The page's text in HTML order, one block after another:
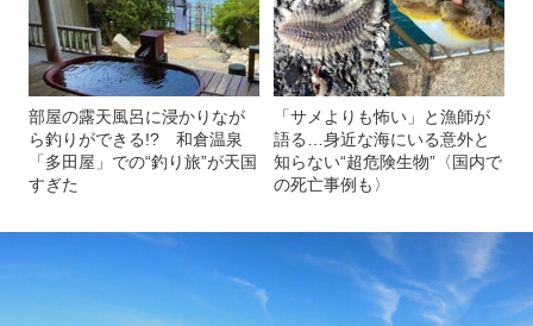
部屋の露天風呂に浸かりなが
ら釣りができる!? 和倉温泉
「多田屋」での“釣り旅”が天国
すぎた
「サメよりも怖い」と漁師が
語る…身近な海にいる意外と
知らない“超危険生物”〈国内で
の死亡事例も〉